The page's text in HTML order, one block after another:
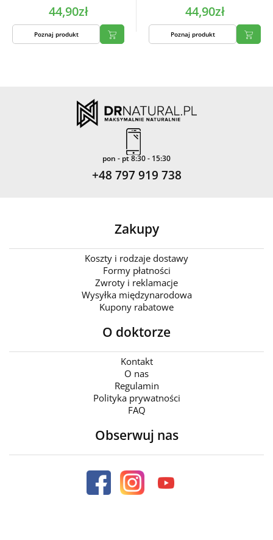
44,90zł
Poznaj produkt
44,90zł
Poznaj produkt
pon - pt 8:30 - 15:30
+48 797 919 738
Zakupy
Koszty i rodzaje dostawy
Formy płatności
Zwroty i reklamacje
Wysyłka międzynarodowa
Kupony rabatowe
O doktorze
Kontakt
O nas
Regulamin
Polityka prywatności
FAQ
Obserwuj nas